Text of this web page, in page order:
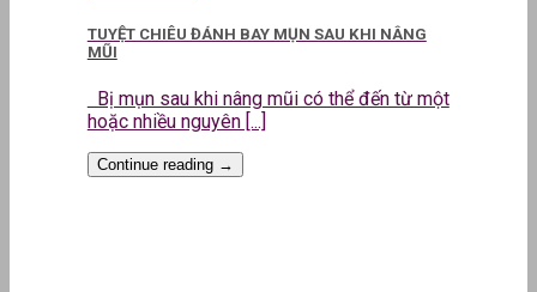
TUYỆT CHIÊU ĐÁNH BAY MỤN SAU KHI NÂNG
MŨI
Bị mụn sau khi nâng mũi có thể đến từ một
hoặc nhiều nguyên [...]
Continue reading →